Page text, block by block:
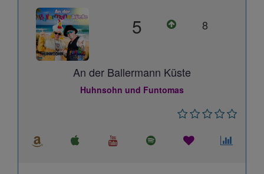
5 8
An der Ballermann Küste
Huhnsohn und Funtomas